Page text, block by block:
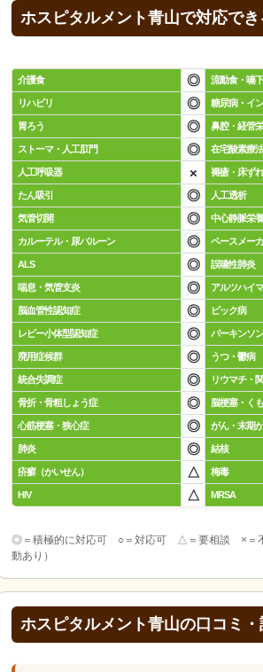
ホスピタルメント青山で対応で
介護食 ◎ 流動食・嚥
リハビリ ◎ 糖尿病・イ
胃ろう ◎ 鼻腔・経管
ストーマ・人工肛門 ◎ 在宅酸素療法
人工呼吸器 × 褥瘡・床ずれ
たん吸引 ◎ 人工透析
気管切開 ◎ 中心静脈栄養
カルーテル・尿バルーン ◎ ペースメー
ALS ◎ 誤嚥性肺炎
喘息・気管支炎 ◎ アルツハイ
脳血管性認知症 ◎ ピック病
レビー小体型認知症 ◎ パーキンソ
廃用症候群 ◎ うつ・鬱病
統合失調症 ◎ リウマチ・
骨折・骨粗しょう症 ◎ 脳梗塞・く
心筋梗塞・狭心症 ◎ がん・末期
肺炎 ◎ 結核
疥癬（かいせん） △ 梅毒
HIV △ MRSA
◎＝積極的に対応可 ○＝対応可 △＝要相談 ×＝不
動あり）
ホスピタルメント青山の口コミ・